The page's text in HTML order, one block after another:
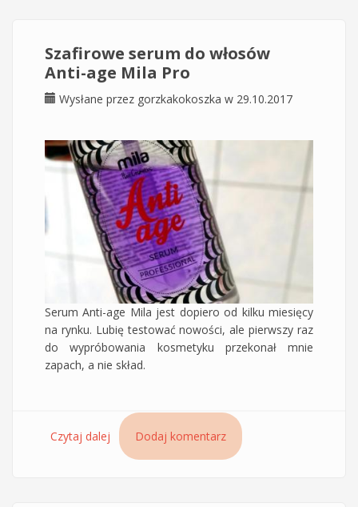
Szafirowe serum do włosów
Anti-age Mila Pro
Wysłane przez gorzkakokoszka w 29.10.2017
Serum Anti-age Mila jest dopiero od kilku miesięcy
na rynku. Lubię testować nowości, ale pierwszy raz
do wypróbowania kosmetyku przekonał mnie
zapach, a nie skład.
Czytaj dalej wpis Szafirowe serum do włosów Anti-age Mila
Pro
Dodaj komentarz